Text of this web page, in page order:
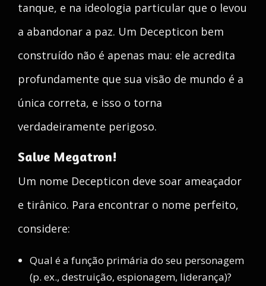
tanque, e na ideologia particular que o levou
a abandonar a paz. Um Decepticon bem
construído não é apenas mau: ele acredita
profundamente que sua visão de mundo é a
única correta, e isso o torna
verdadeiramente perigoso.
Salve Megatron!
Um nome Decepticon deve soar ameaçador
e tirânico. Para encontrar o nome perfeito,
considere:
Qual é a função primária do seu personagem
(p. ex., destruição, espionagem, liderança)?